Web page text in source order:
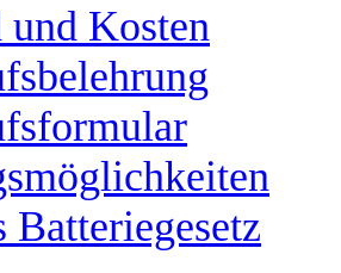
und Kosten